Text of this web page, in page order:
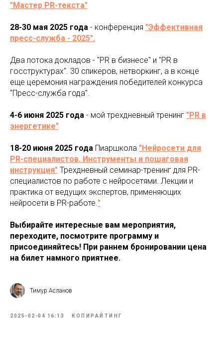
"Мастер PR-текста"
28-30 мая 2025 года - конференция "Эффективная
пресс-служба - 2025".
Два потока докладов - "PR в бизнесе" и "PR в
госструктурах". 30 спикеров, нетворкинг, а в конце
еще церемония награждения победителей конкурса
"Пресс-служба года".
4-6 июня 2025 года - мой трехдневный тренинг "PR в
энергетике"
18-20 июня 2025 года Пиаршкола "Нейросети для
PR-специалистов. Инструменты и пошаговая
инструкция" Трехдневный семинар-тренинг для PR-
специалистов по работе с нейросетями. Лекции и
практика от ведущих экспертов, применяющих
нейросети в PR-работе."
Выбирайте интересные вам мероприятия,
переходите, посмотрите программу и
присоединяйтесь! При раннем бронировании цена
на билет намного приятнее.
Тимур Асланов
2025-02-04 16:13 КОПИРАЙТИНГ